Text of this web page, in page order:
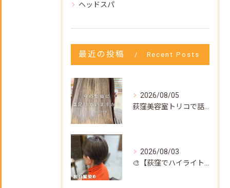
ヘッドスパ
最近の投稿 Recent Posts
2026/08/05
2026/08/03